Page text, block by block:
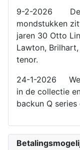
9-2-2026 De
mondstukken
jaren 30 Otto
Lawton,
tenor.
24-1-2026 We
in de collectie
backun Q